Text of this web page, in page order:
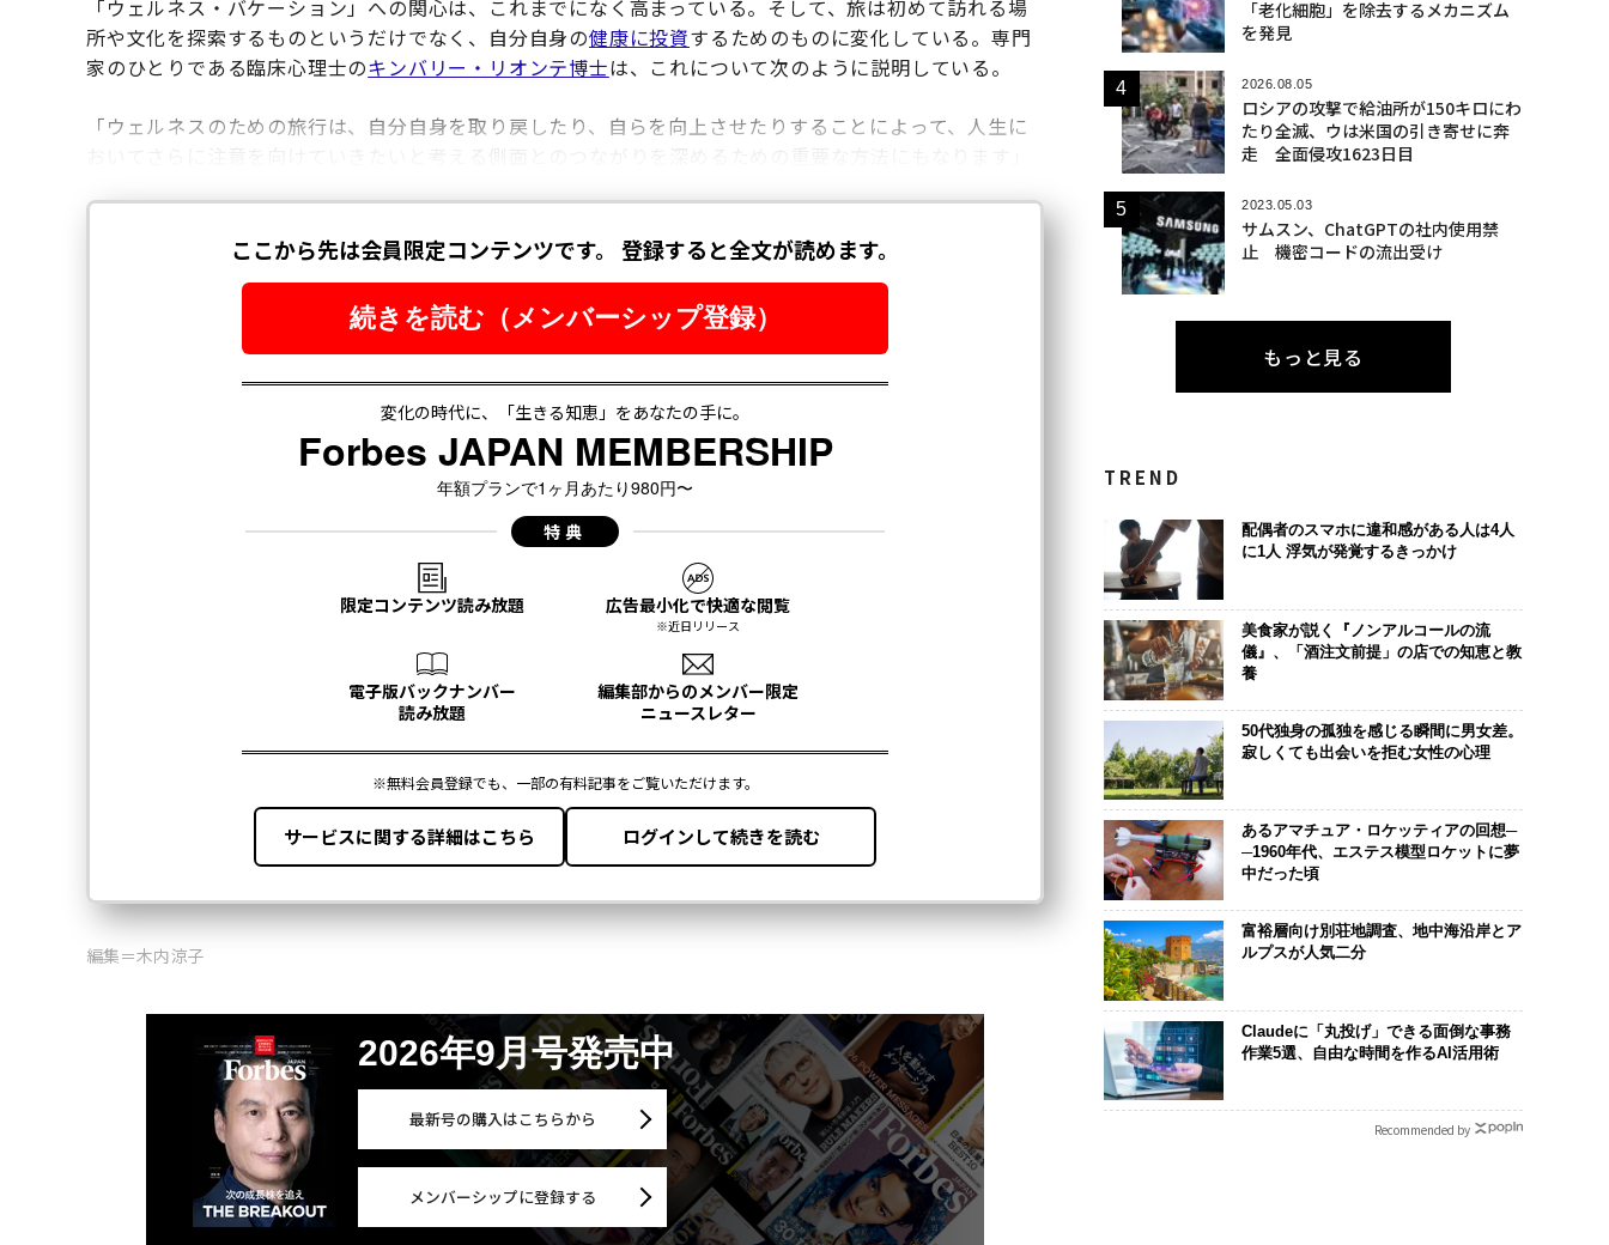
「ウェルネス・バケーション」への関心は、これまでになく高まっている。そして、旅は初めて訪れる場
所や文化を探索するものというだけでなく、自分自身の健康に投資するためのものに変化している。専門
家のひとりである臨床心理士のキンバリー・リオンテ博士は、これについて次のように説明している。
「ウェルネスのための旅行は、自分自身を取り戻したり、自らを向上させたりすることによって、人生に
編集＝木内涼子
2026年9月号発売中
最新号の購入はこちらから
メンバーシップに登録する
「老化細胞」を除去するメカニズム
を発見
2026.08.05
ロシアの攻撃で給油所が150キロにわ
たり全滅、ウは米国の引き寄せに奔
走 全面侵攻1623日目
2023.05.03
サムスン、ChatGPTの社内使用禁
止 機密コードの流出受け
もっと見る
TREND
配偶者のスマホに違和感がある人は4人
に1人 浮気が発覚するきっかけ
美食家が説く『ノンアルコールの流
儀』、「酒注文前提」の店での知恵と教
養
50代独身の孤独を感じる瞬間に男女差。
寂しくても出会いを拒む女性の心理
あるアマチュア・ロケッティアの回想─
─1960年代、エステス模型ロケットに夢
中だった頃
富裕層向け別荘地調査、地中海沿岸とア
ルプスが人気二分
Claudeに「丸投げ」できる面倒な事務
作業5選、自由な時間を作るAI活用術
Recommended by